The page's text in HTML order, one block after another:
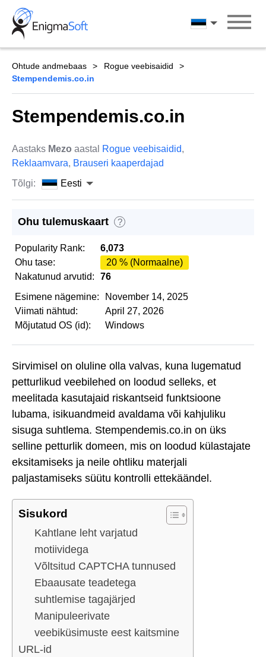
Skip
content
Eesti
Ohtude andmebaas
Rogue veebisaidid
Stempendemis.co.in
Stempendemis.co.in
Aastaks Mezo aastal Rogue veebisaidid,
Reklaamvara, Brauseri kaaperdajad
Tõlgi:
Eesti
Ohu tulemuskaart ?
Popularity Rank:
6,073
Ohu tase:
20 % (Normaalne)
Nakatunud arvutid:
76
Esimene nägemine:
November 14, 2025
Viimati nähtud:
April 27, 2026
Mõjutatud OS (id):
Windows
Sirvimisel on oluline olla valvas, kuna lugematud
petturlikud veebilehed on loodud selleks, et
meelitada kasutajaid riskantseid funktsioone
lubama, isikuandmeid avaldama või kahjuliku
sisuga suhtlema. Stempendemis.co.in on üks
selline petturlik domeen, mis on loodud külastajate
eksitamiseks ja neile ohtliku materjali
paljastamiseks süütu kontrolli ettekäändel.
Sisukord
Kahtlane leht varjatud
motiividega
Võltsitud CAPTCHA tunnused
Ebaausate teadetega
suhtlemise tagajärjed
Manipuleerivate
veebiküsimuste eest kaitsmine
URL-id